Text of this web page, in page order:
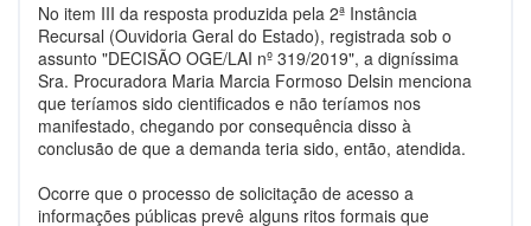
No item III da resposta produzida pela 2ª Instância
Recursal (Ouvidoria Geral do Estado), registrada sob o
assunto "DECISÃO OGE/LAI nº 319/2019", a digníssima
Sra. Procuradora Maria Marcia Formoso Delsin menciona
que teríamos sido cientificados e não teríamos nos
manifestado, chegando por consequência disso à
conclusão de que a demanda teria sido, então, atendida.
Ocorre que o processo de solicitação de acesso a
informações públicas prevê alguns ritos formais que